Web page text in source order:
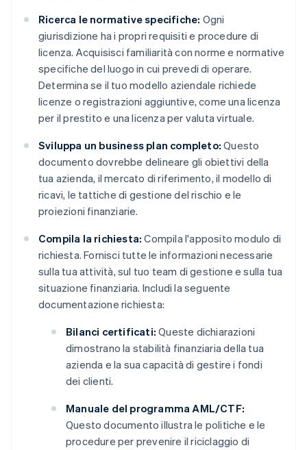
Ricerca le normative specifiche: Ogni
giurisdizione ha i propri requisiti e procedure di
licenza. Acquisisci familiarità con norme e normative
specifiche del luogo in cui prevedi di operare.
Determina se il tuo modello aziendale richiede
licenze o registrazioni aggiuntive, come una licenza
per il prestito e una licenza per valuta virtuale.
Sviluppa un business plan completo: Questo
documento dovrebbe delineare gli obiettivi della
tua azienda, il mercato di riferimento, il modello di
ricavi, le tattiche di gestione del rischio e le
proiezioni finanziarie.
Compila la richiesta: Compila l'apposito modulo di
richiesta. Fornisci tutte le informazioni necessarie
sulla tua attività, sul tuo team di gestione e sulla tua
situazione finanziaria. Includi la seguente
documentazione richiesta:
Bilanci certificati: Queste dichiarazioni
dimostrano la stabilità finanziaria della tua
azienda e la sua capacità di gestire i fondi
dei clienti.
Manuale del programma AML/CTF:
Questo documento illustra le politiche e le
procedure per prevenire il riciclaggio di